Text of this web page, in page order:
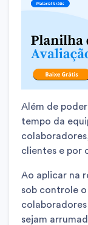
Além de
tempo da
clientes e por
Ao aplicar na
sob controle
sejam